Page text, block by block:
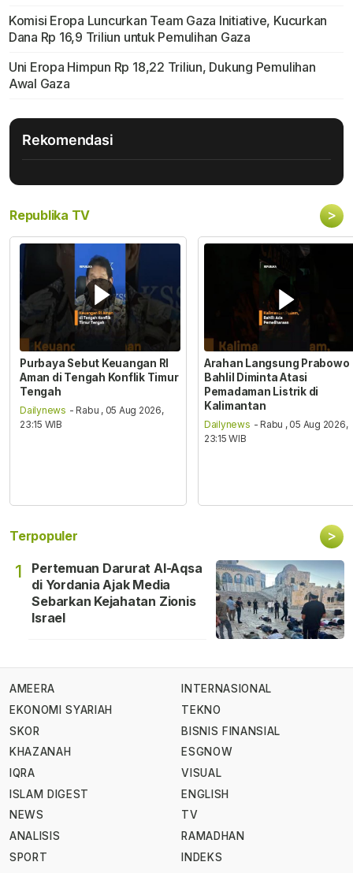
Komisi Eropa Luncurkan Team Gaza Initiative, Kucurkan
Dana Rp 16,9 Triliun untuk Pemulihan Gaza
Uni Eropa Himpun Rp 18,22 Triliun, Dukung Pemulihan
Awal Gaza
Rekomendasi
Republika TV >
Purbaya Sebut Keuangan RI
Aman di Tengah Konflik Timur
Tengah
Dailynews - Rabu , 05 Aug 2026,
23:15 WIB
Arahan Langsung Prabowo
Bahlil Diminta Atasi
Pemadaman Listrik di
Kalimantan
Dailynews - Rabu , 05 Aug 2026,
23:15 WIB
Terpopuler >
1
Pertemuan Darurat Al-Aqsa
di Yordania Ajak Media
Sebarkan Kejahatan Zionis
Israel
AMEERA
EKONOMI SYARIAH
SKOR
KHAZANAH
IQRA
ISLAM DIGEST
NEWS
ANALISIS
SPORT
INTERNASIONAL
TEKNO
BISNIS FINANSIAL
ESGNOW
VISUAL
ENGLISH
TV
RAMADHAN
INDEKS